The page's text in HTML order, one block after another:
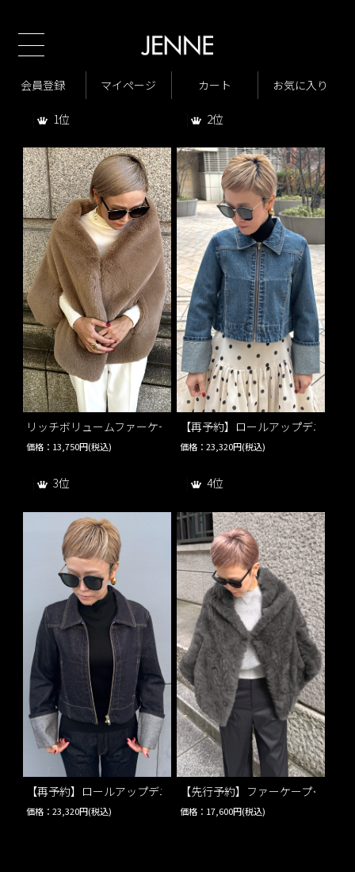
会員登録 マイページ カート お気に入り
TOP 商品一覧 ジャケット・アウター
ジャケット・アウターのランキング
1位
リッチボリュームファーケープ
価格：13,750円(税込)
2位
【再予約】ロールアップデニムジ
価格：23,320円(税込)
3位
【再予約】ロールアップデニムジャケット…
価格：23,320円(税込)
4位
【先行予約】ファーケープ＜うね
価格：17,600円(税込)